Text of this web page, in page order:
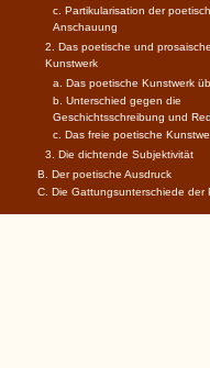
c. Partikularisation der
Anschauung
2. Das poetische und prosaische
Kunstwerk
a. Das poetische Kunstwerk
b. Unterschied gegen die
Geschichtsschreibung und
c. Das freie poetische
3. Die dichtende Subjektivität
B. Der poetische Ausdruck
C. Die Gattungsunterschiede der